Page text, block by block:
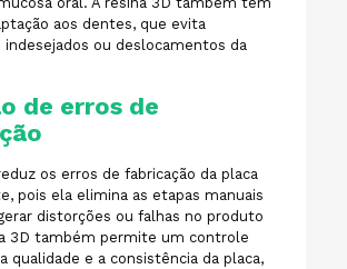
aos dentes, que evita
ou deslocamentos da
de erros de
os erros de fabricação da placa
pois ela elimina as etapas manuais
distorções ou falhas no produto
3D também permite um controle
qualidade e a consistência da placa,